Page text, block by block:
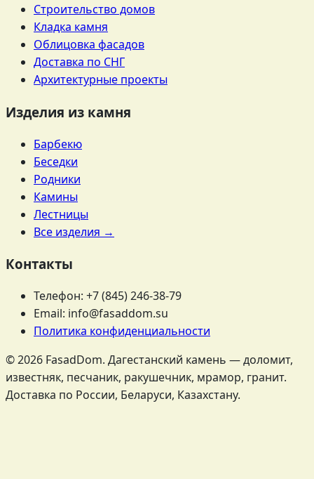
Строительство домов
Кладка камня
Облицовка фасадов
Доставка по СНГ
Архитектурные проекты
Изделия из камня
Барбекю
Беседки
Родники
Камины
Лестницы
Все изделия →
Контакты
Телефон: +7 (845) 246-38-79
Email: info@fasaddom.su
Политика конфиденциальности
© 2026 FasadDom. Дагестанский камень — доломит,
известняк, песчаник, ракушечник, мрамор, гранит.
Доставка по России, Беларуси, Казахстану.